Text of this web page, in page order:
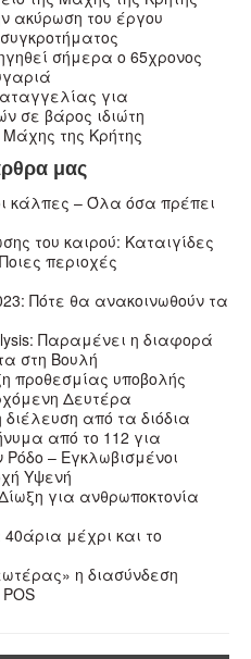
ακύρωση του έργου
σήμερα ο 65χρονος
για
σε βάρος ιδιώτη
Μάχης της Κρήτης
μας
κάλπες – Όλα όσα πρέπει
του καιρού: Καταιγίδες
περιοχές
Πότε θα ανακοινωθούν τα
Παραμένει η διαφορά
στη Βουλή
προθεσμίας υποβολής
Δευτέρα
από τα διόδια
από το 112 για
– Εγκλωβισμένοι
Υψενή
για ανθρωποκτονία
μέχρι και το
η διασύνδεση